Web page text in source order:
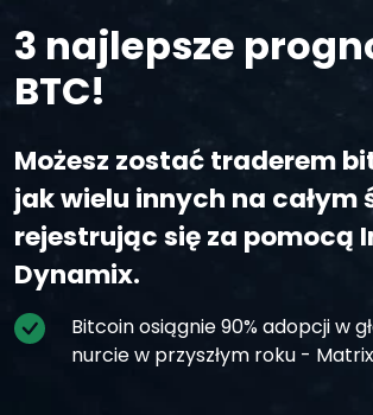
3 najlepsze
BTC!
Możesz zostać traderem
jak wielu innych na całym
rejestrując się za pomocą
Dynamix.
Bitcoin osiągnie 90% adopcji w
nurcie w przyszłym roku -